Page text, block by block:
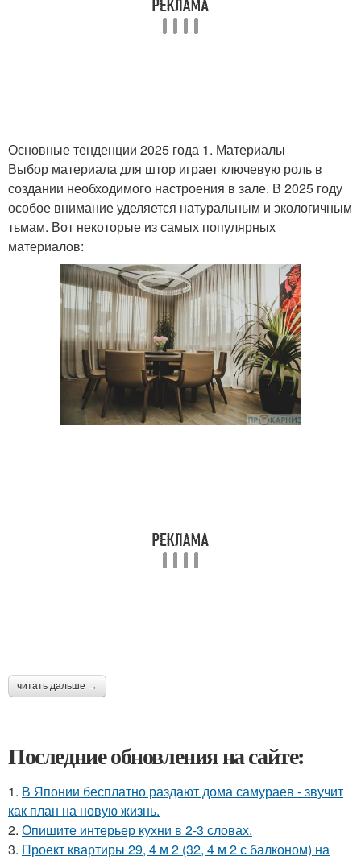
Основные тенденции 2025 года 1. Материалы
Выбор материала для штор играет ключевую роль в
создании необходимого настроения в зале. В 2025 году
особое внимание уделяется натуральным и экологичным
тьмам. Вот некоторые из самых популярных
материалов:
читать дальше →
Последние обновления на сайте:
1. В Японии бесплатно раздают дома самураев - звучит
как план на новую жизнь.
2. Опишите интерьер кухни в 2-3 словах.
3. Проект квартиры 29, 4 м 2 (32, 4 м 2 с балконом) на